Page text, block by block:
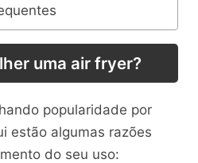
uma air fryer?
popularidade por
estão algumas razões
do seu uso: